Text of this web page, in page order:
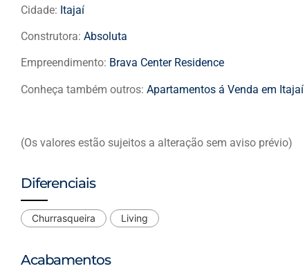
Cidade: Itajaí
Construtora: Absoluta
Empreendimento: Brava Center Residence
Conheça também outros: Apartamentos á Venda em Itajaí
(Os valores estão sujeitos a alteração sem aviso prévio)
Diferenciais
Churrasqueira Living
Acabamentos